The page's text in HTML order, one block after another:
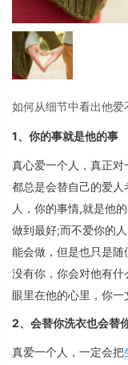
如何从细节中看出他爱
1、你的事就是他的事
真心爱一个人，真正对
都总是会替自己的爱
人，你的事情,就是他
做到最好;而不爱你的
能会做，但是也只是
没有你，你会对他有
眼里在他的心里，你一
2、会替你洗衣也会替
真爱一个人，一定会把